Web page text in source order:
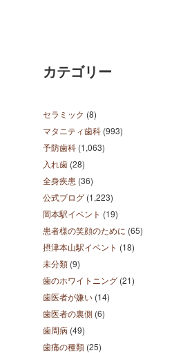
カテゴリー
セラミック (8)
マタニティ歯科 (993)
予防歯科 (1,063)
入れ歯 (28)
全身疾患 (36)
公式ブログ (1,223)
岡本駅イベント (19)
患者様の笑顔のために (65)
摂津本山駅イベント (18)
未分類 (9)
歯のホワイトニング (21)
歯医者が嫌い (14)
歯医者の裏側 (6)
歯周病 (49)
歯痛の種類 (25)